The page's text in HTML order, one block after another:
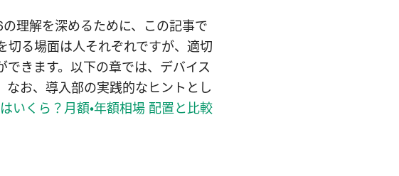
理解を深めるために、この記事で
切る場面は人それぞれですが、適切
きます。以下の章では、デバイス
お、導入部の実践的なヒントとし
いくら？月額・年額相場 配置と比較